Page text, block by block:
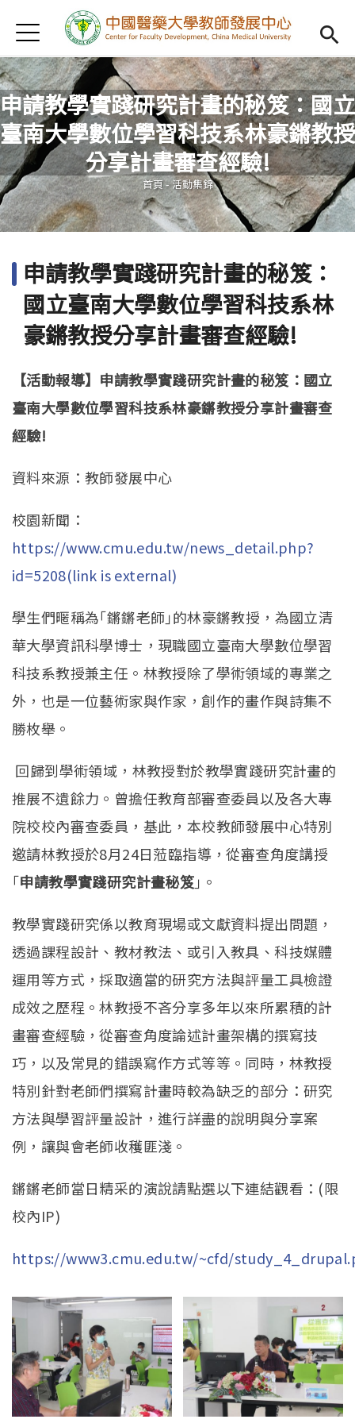
首頁
Open
認識我們
Open
教學研習
Open
新進教師
Open
傑出教授
Open
教師專業社群
Open
借用項目
Open
AI專區
Jump to Navigation
Jump to Main content
申請教學實踐研究計畫的秘笈：國立
臺南大學數位學習科技系林豪鏘教授
分享計畫審查經驗!
您在這裡
首頁-活動集錦
申請教學實踐研究計畫的秘笈：
國立臺南大學數位學習科技系林
豪鏘教授分享計畫審查經驗!
【活動報導】 申請教學實踐研究計畫的秘笈：國立
臺南大學數位學習科技系林豪鏘教授分享計畫審查
經驗!
資料來源：教師發展中心
校園新聞：
https://www.cmu.edu.tw/news_detail.php?
id=5208(link is external)
學生們暱稱為｢鏘鏘老師｣的林豪鏘教授，為國立清
華大學資訊科學博士，現職國立臺南大學數位學習
科技系教授兼主任。林教授除了學術領域的專業之
外，也是一位藝術家與作家，創作的畫作與詩集不
勝枚舉。
回歸到學術領域，林教授對於教學實踐研究計畫的
推展不遺餘力。曾擔任教育部審查委員以及各大專
院校校內審查委員，基此，本校教師發展中心特別
邀請林教授於8月24日蒞臨指導，從審查角度講授
｢申請教學實踐研究計畫秘笈｣。
教學實踐研究係以教育現場或文獻資料提出問題，
透過課程設計、教材教法、或引入教具、科技媒體
運用等方式，採取適當的研究方法與評量工具檢證
成效之歷程。林教授不吝分享多年以來所累積的計
畫審查經驗，從審查角度論述計畫架構的撰寫技
巧，以及常見的錯誤寫作方式等等。同時，林教授
特別針對老師們撰寫計畫時較為缺乏的部分：研究
方法與學習評量設計，進行詳盡的說明與分享案
例，讓與會老師收穫匪淺。
鏘鏘老師當日精采的演說請點選以下連結觀看：(限
校內IP)
https://www3.cmu.edu.tw/~cfd/